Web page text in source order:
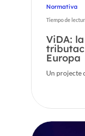
Normativa
Tiempo de
ViDA:
Europa
Un projecte